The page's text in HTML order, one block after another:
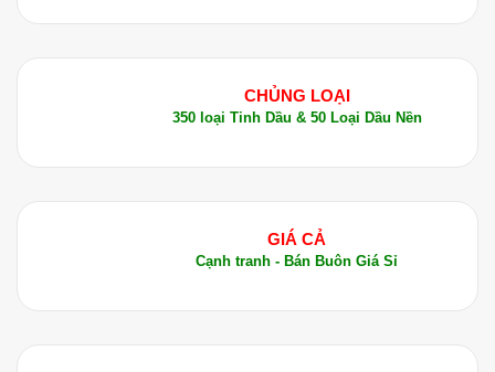
CHỦNG LOẠI
350 loại Tinh Dầu & 50 Loại Dầu Nền
GIÁ CẢ
Cạnh tranh - Bán Buôn Giá Sỉ